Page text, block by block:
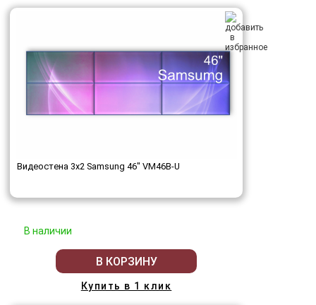
Видеостена 3x2 Samsung 46" VM46B-U
В наличии
В КОРЗИНУ
Купить в 1 клик